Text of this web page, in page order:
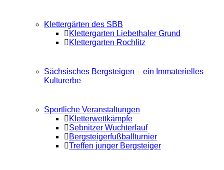
Klettergärten des SBB
Klettergarten Liebethaler Grund
Klettergarten Rochlitz
Sächsisches Bergsteigen – ein Immaterielles
Kulturerbe
Sportliche Veranstaltungen
Kletterwettkämpfe
Sebnitzer Wuchterlauf
Bergsteigerfußballturnier
Treffen junger Bergsteiger